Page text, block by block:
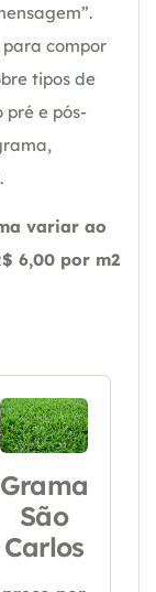
compor
tipos de
e pós-
variar ao
6,00 por m2
Grama
São
Carlos